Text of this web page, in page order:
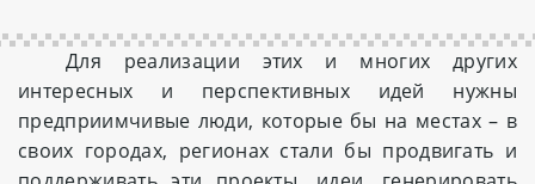
Для реализации этих и многих других
интересных и перспективных идей нужны
предприимчивые люди, которые бы на местах – в
своих городах, регионах стали бы продвигать и